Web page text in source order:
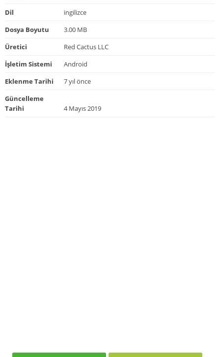
Dil
ingilizce
Dosya Boyutu
3.00 MB
Üretici
Red Cactus LLC
İşletim Sistemi
Android
Eklenme Tarihi
7 yıl önce
Güncelleme
Tarihi
4 Mayıs 2019